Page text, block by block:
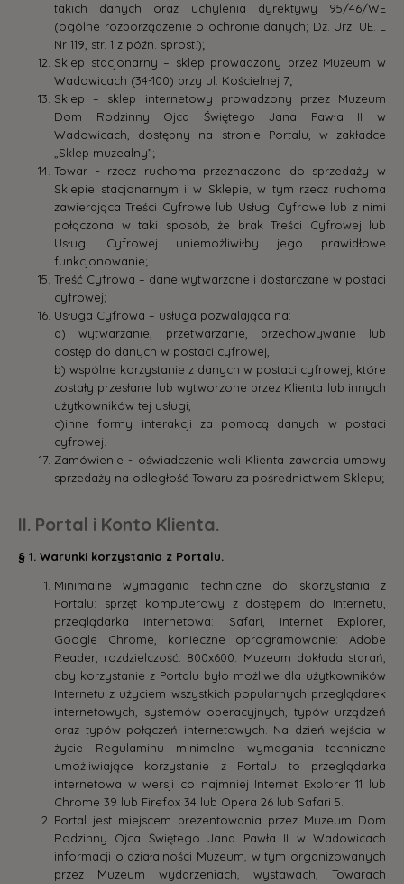
takich danych oraz uchylenia dyrektywy 95/46/WE
(ogólne rozporządzenie o ochronie danych; Dz. Urz. UE. L
Nr 119, str. 1 z późn. sprost.);
Sklep stacjonarny – sklep prowadzony przez Muzeum w
Wadowicach (34-100) przy ul. Kościelnej 7;
Sklep – sklep internetowy prowadzony przez Muzeum
Dom Rodzinny Ojca Świętego Jana Pawła II w
Wadowicach, dostępny na stronie Portalu, w zakładce
„Sklep muzealny”;
Towar - rzecz ruchoma przeznaczona do sprzedaży w
Sklepie stacjonarnym i w Sklepie, w tym rzecz ruchoma
zawierająca Treści Cyfrowe lub Usługi Cyfrowe lub z nimi
połączona w taki sposób, że brak Treści Cyfrowej lub
Usługi Cyfrowej uniemożliwiłby jego prawidłowe
funkcjonowanie;
Treść Cyfrowa – dane wytwarzane i dostarczane w postaci
cyfrowej;
Usługa Cyfrowa – usługa pozwalająca na:
a) wytwarzanie, przetwarzanie, przechowywanie lub
dostęp do danych w postaci cyfrowej,
b) wspólne korzystanie z danych w postaci cyfrowej, które
zostały przesłane lub wytworzone przez Klienta lub innych
użytkowników tej usługi,
c)inne formy interakcji za pomocą danych w postaci
cyfrowej.
Zamówienie - oświadczenie woli Klienta zawarcia umowy
sprzedaży na odległość Towaru za pośrednictwem Sklepu;
II. Portal i Konto Klienta.
§ 1. Warunki korzystania z Portalu.
Minimalne wymagania techniczne do skorzystania z
Portalu: sprzęt komputerowy z dostępem do Internetu,
przeglądarka internetowa: Safari, Internet Explorer,
Google Chrome, konieczne oprogramowanie: Adobe
Reader, rozdzielczość: 800x600. Muzeum dokłada starań,
aby korzystanie z Portalu było możliwe dla użytkowników
Internetu z użyciem wszystkich popularnych przeglądarek
internetowych, systemów operacyjnych, typów urządzeń
oraz typów połączeń internetowych. Na dzień wejścia w
życie Regulaminu minimalne wymagania techniczne
umożliwiające korzystanie z Portalu to przeglądarka
internetowa w wersji co najmniej Internet Explorer 11 lub
Chrome 39 lub Firefox 34 lub Opera 26 lub Safari 5.
Portal jest miejscem prezentowania przez Muzeum Dom
Rodzinny Ojca Świętego Jana Pawła II w Wadowicach
informacji o działalności Muzeum, w tym organizowanych
przez Muzeum wydarzeniach, wystawach, Towarach